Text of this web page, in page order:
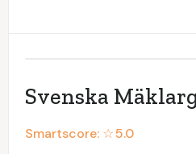
Svenska
Smartscore: ☆5.0